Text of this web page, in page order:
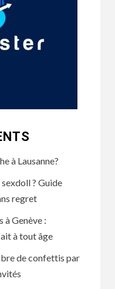
à Lausanne?
? Guide
regret
Genève :
à tout âge
de confettis par